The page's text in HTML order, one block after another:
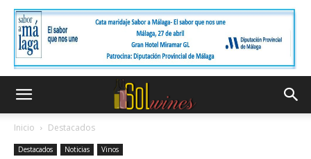
Inicio Destacados
Destacados Noticias Vinos